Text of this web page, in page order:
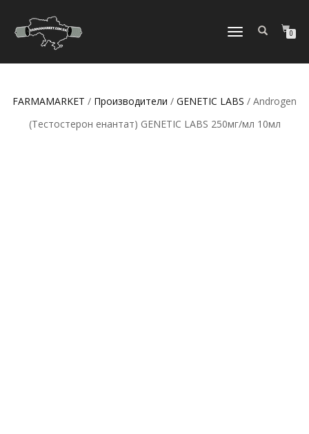
ПЕРЕКЛЮЧИТЬ
0
FARMAMARKET / Производители / GENETIC LABS / Androgen
(Тестостерон енантат) GENETIC LABS 250мг/мл 10мл